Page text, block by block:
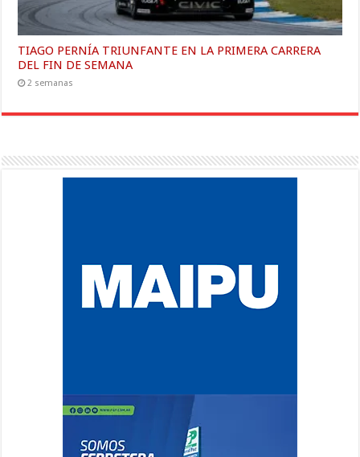
TIAGO PERNÍA TRIUNFANTE EN LA PRIMERA CARRERA
DEL FIN DE SEMANA
2 semanas